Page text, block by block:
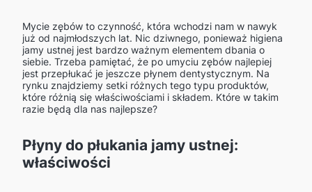
Mycie zębów to czynność, która wchodzi nam w nawyk
już od najmłodszych lat. Nic dziwnego, ponieważ higiena
jamy ustnej jest bardzo ważnym elementem dbania o
siebie. Trzeba pamiętać, że po umyciu zębów najlepiej
jest przepłukać je jeszcze płynem dentystycznym. Na
rynku znajdziemy setki różnych tego typu produktów,
które różnią się właściwościami i składem. Które w takim
razie będą dla nas najlepsze?
Płyny do płukania jamy ustnej:
właściwości